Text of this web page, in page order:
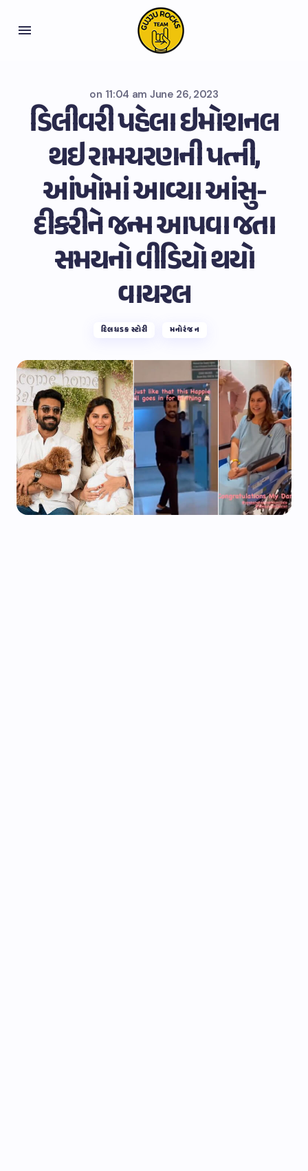
on 11:04 am June 26, 2023
ડિલીવરી પહેલા ઇમોશનલ
થઇ રામચરણની પત્ની,
આંખોમાં આવ્યા આંસુ-
દીકરીને જન્મ આપવા જતા
સમયનો વીડિયો થયો
વાયરલ
દિલધડક સ્ટોરી મનોરંજન